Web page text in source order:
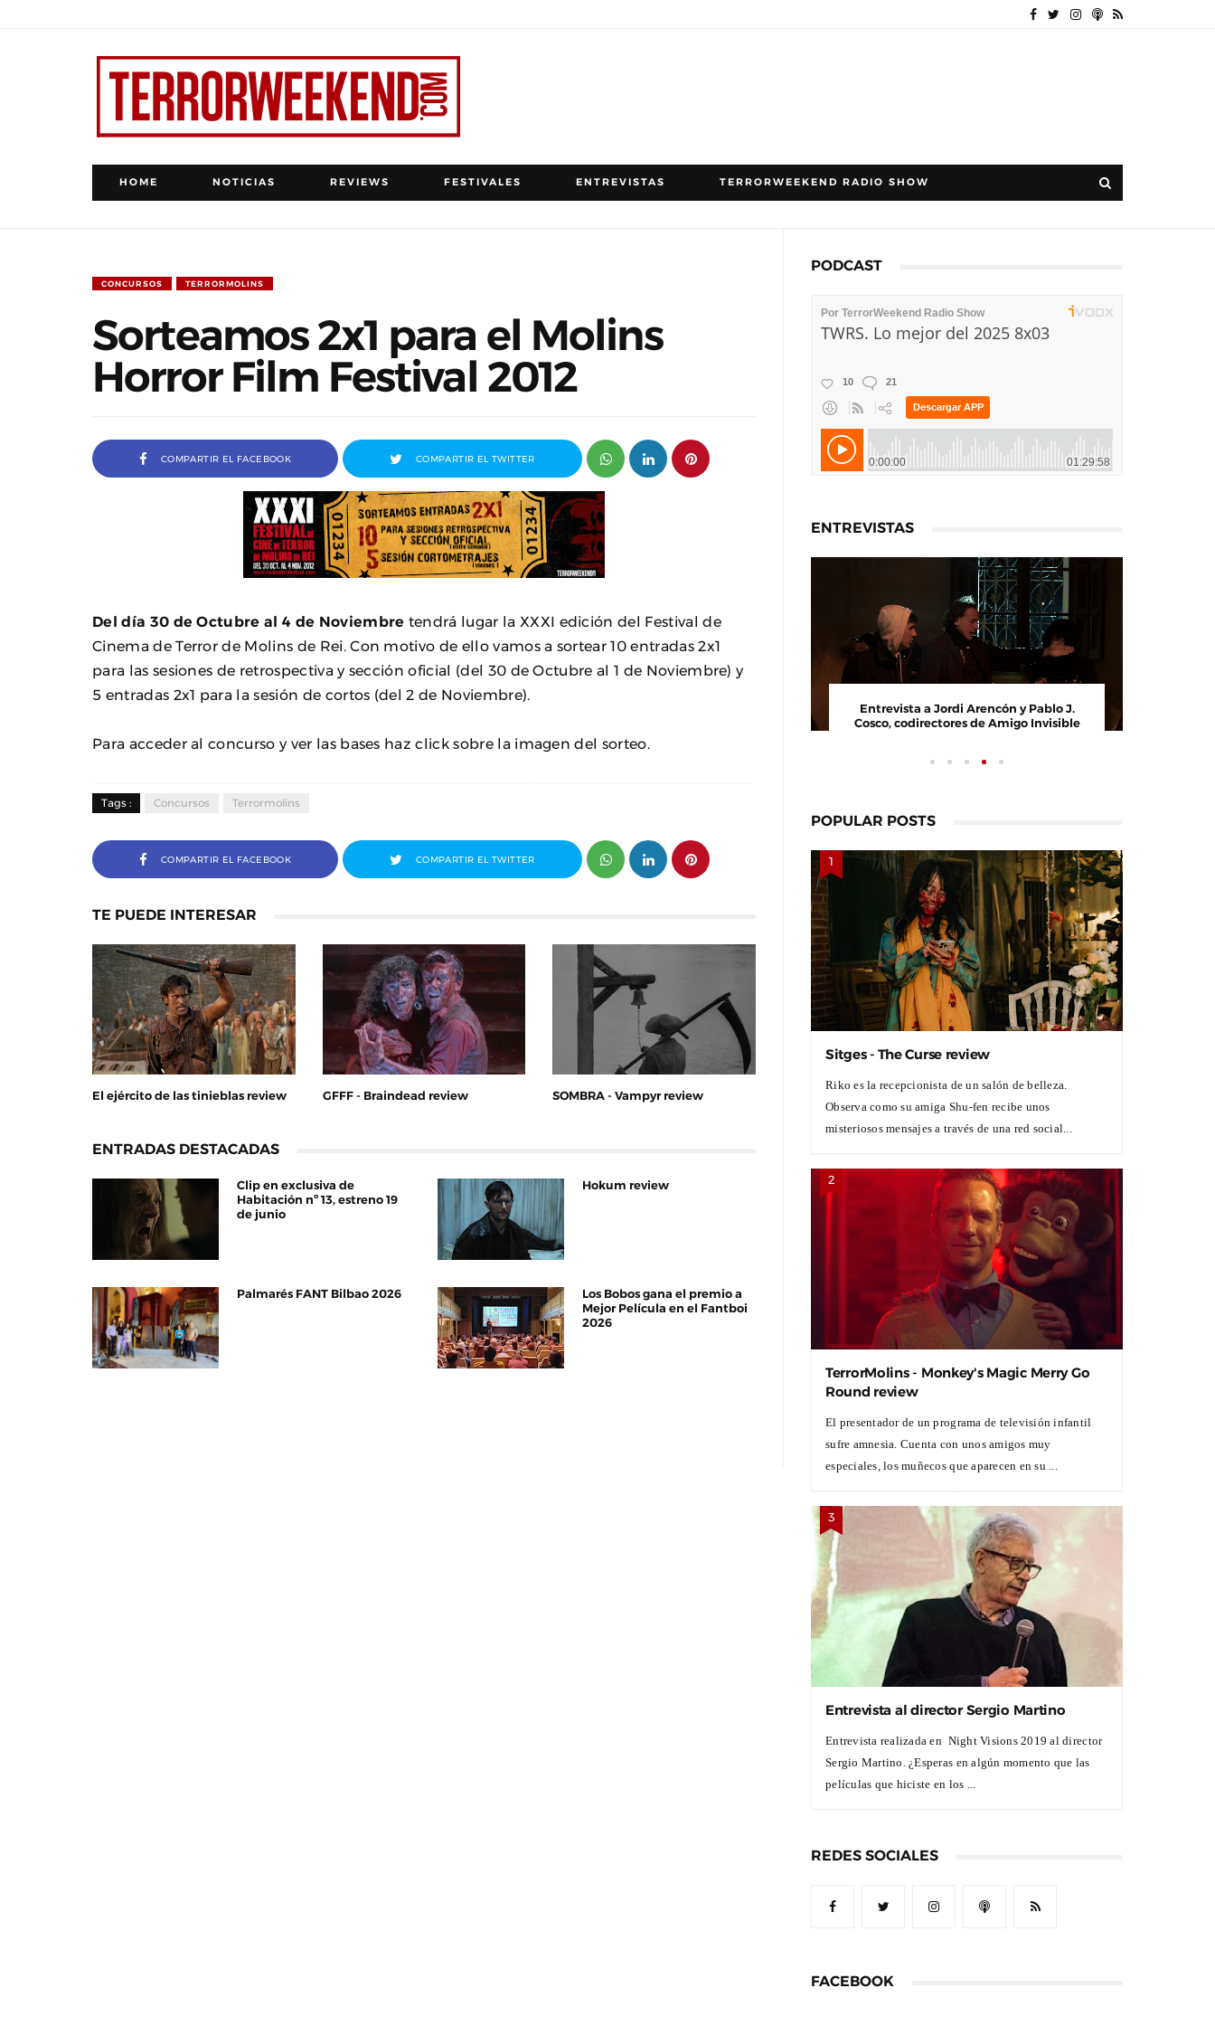
HOME NOTICIAS REVIEWS FESTIVALES ENTREVISTAS TERRORWEEKEND RADIO SHOW
CONCURSOS TERRORMOLINS
Sorteamos 2x1 para el Molins
Horror Film Festival 2012
COMPARTIR EL FACEBOOK COMPARTIR EL TWITTER
Del día 30 de Octubre al 4 de Noviembre tendrá lugar la XXXI edición del Festival de
Cinema de Terror de Molins de Rei. Con motivo de ello vamos a sortear 10 entradas 2x1
para las sesiones de retrospectiva y sección oficial (del 30 de Octubre al 1 de Noviembre) y
5 entradas 2x1 para la sesión de cortos (del 2 de Noviembre).
Para acceder al concurso y ver las bases haz click sobre la imagen del sorteo.
Tags : Concursos Terrormolins
COMPARTIR EL FACEBOOK COMPARTIR EL TWITTER
TE PUEDE INTERESAR
El ejército de las tinieblas review GFFF - Braindead review SOMBRA - Vampyr review
ENTRADAS DESTACADAS
Clip en exclusiva de
Habitación nº 13, estreno 19
de junio
Hokum review
Palmarés FANT Bilbao 2026
Los Bobos gana el premio a
Mejor Película en el Fantboi
2026
PODCAST
ENTREVISTAS
Entrevista a Jordi Arencón y Pablo J.
Cosco, codirectores de Amigo Invisible
POPULAR POSTS
Sitges - The Curse review
Riko es la recepcionista de un salón de belleza.
Observa como su amiga Shu-fen recibe unos
misteriosos mensajes a través de una red social...
TerrorMolins - Monkey's Magic Merry Go
Round review
El presentador de un programa de televisión infantil
sufre amnesia. Cuenta con unos amigos muy
especiales, los muñecos que aparecen en su ...
Entrevista al director Sergio Martino
Entrevista realizada en Night Visions 2019 al director
Sergio Martino. ¿Esperas en algún momento que las
películas que hiciste en los ...
REDES SOCIALES
FACEBOOK